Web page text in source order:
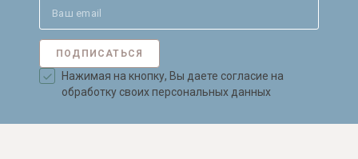
ПОДПИСАТЬСЯ
Нажимая на кнопку, Вы даете согласие на
обработку своих персональных данных